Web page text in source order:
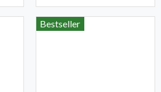
Bestseller